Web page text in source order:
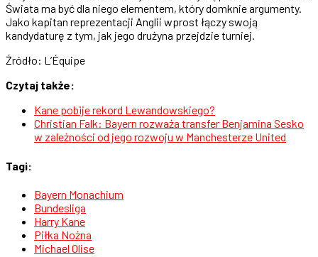
Świata ma być dla niego elementem, który domknie argumenty.
Jako kapitan reprezentacji Anglii wprost łączy swoją
kandydaturę z tym, jak jego drużyna przejdzie turniej.
Źródło: L’Équipe
Czytaj także:
Kane pobije rekord Lewandowskiego?
Christian Falk: Bayern rozważa transfer Benjamina Sesko
w zależności od jego rozwoju w Manchesterze United
Tagi:
Bayern Monachium
Bundesliga
Harry Kane
Piłka Nożna
Michael Olise